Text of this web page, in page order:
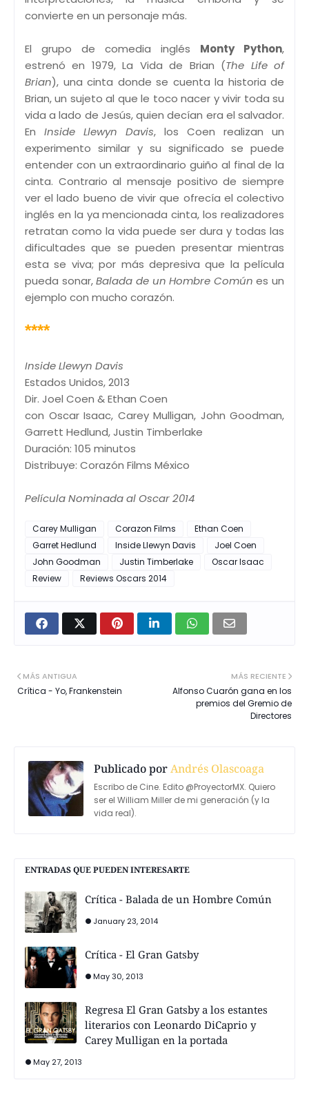
convierte en un personaje más.
El grupo de comedia inglés Monty Python,
estrenó en 1979, La Vida de Brian (The Life of
Brian), una cinta donde se cuenta la historia de
Brian, un sujeto al que le toco nacer y vivir toda su
vida a lado de Jesús, quien decían era el salvador.
En Inside Llewyn Davis, los Coen realizan un
experimento similar y su significado se puede
entender con un extraordinario guiño al final de la
cinta. Contrario al mensaje positivo de siempre
ver el lado bueno de vivir que ofrecía el colectivo
inglés en la ya mencionada cinta, los realizadores
retratan como la vida puede ser dura y todas las
dificultades que se pueden presentar mientras
esta se viva; por más depresiva que la película
pueda sonar,Balada de un Hombre Común es un
ejemplo con mucho corazón.
****
Inside Llewyn Davis
Estados Unidos, 2013
Dir. Joel Coen & Ethan Coen
con Oscar Isaac, Carey Mulligan, John Goodman,
Garrett Hedlund, Justin Timberlake
Duración: 105 minutos
Distribuye: Corazón Films México
Película Nominada al Oscar 2014
Carey Mulligan Corazon Films
Ethan Coen
Garret Hedlund
Inside Llewyn Davis
Joel Coen
John Goodman
Justin Timberlake
Oscar Isaac
Review
Reviews Oscars 2014
MÁS RECIENTE
Alfonso Cuarón gana en los
premios del Gremio de
Directores
MÁS ANTIGUA
Crítica - Yo, Frankenstein
Publicado porAndrés Olascoaga
Escribo de Cine. Edito @ProyectorMX. Quiero
ser el William Miller de mi generación (y la
vida real).
ENTRADAS QUE PUEDEN INTERESARTE
Crítica - Balada de un Hombre Común
January 23, 2014
Crítica - El Gran Gatsby
May 30, 2013
Regresa El Gran Gatsby a los estantes
literarios con Leonardo DiCaprio y
Carey Mulligan en la portada
May 27, 2013